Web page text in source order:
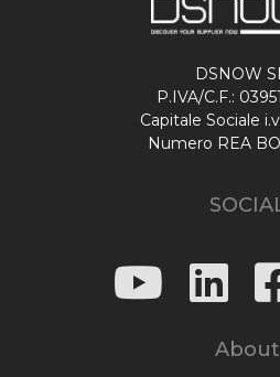
DSNOW
P.IVA/C.F.:
Capitale Sociale
Numero REA
About